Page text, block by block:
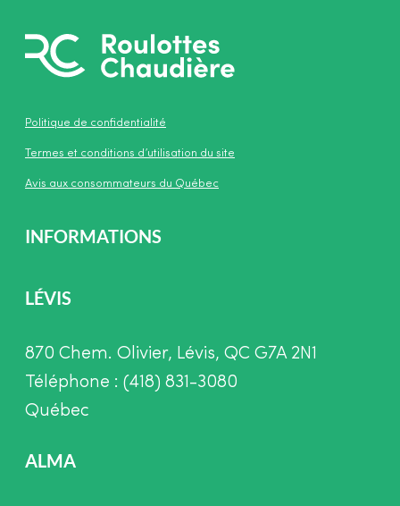
Politique de confidentialité
Termes et conditions d’utilisation du site
Avis aux consommateurs du Québec
INFORMATIONS
LÉVIS
870 Chem. Olivier, Lévis, QC G7A 2N1
Téléphone : (418) 831-3080
Québec
ALMA